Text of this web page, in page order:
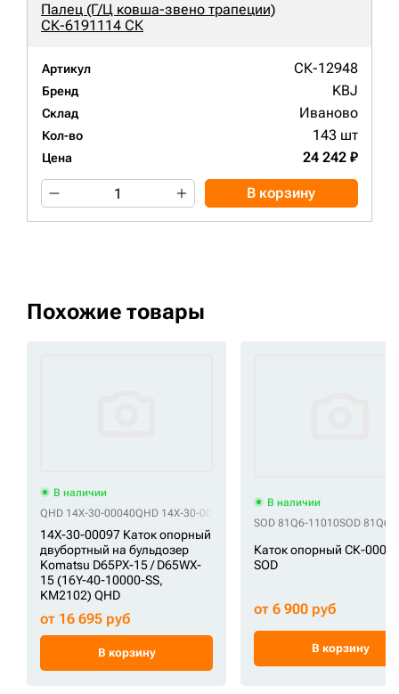
Палец (Г/Ц ковша-звено трапеции)
СК-6191114 СК
Артикул СК-12948
Бренд KBJ
Склад Иваново
Кол-во 143 шт
Цена 24 242 ₽
В корзину
Похожие товары
В наличии
QHD 14X-30-00040QHD 14X-30-00041
14X-30-00097 Каток опорный
двубортный на бульдозер
Komatsu D65PX-15 / D65WX-
15 (16Y-40-10000-SS,
KM2102) QHD
от 16 695 руб
В корзину
В наличии
SOD 81Q6-11010SOD 81Q6-
Каток опорный СК-
SOD
от 6 900 руб
В корзину